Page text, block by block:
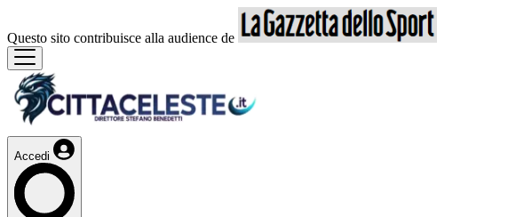
Questo sito contribuisce alla audience de
Accedi